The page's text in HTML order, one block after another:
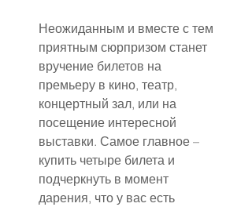
Неожиданным и вместе с тем
приятным сюрпризом станет
вручение билетов на
премьеру в кино, театр,
концертный зал, или на
посещение интересной
выставки. Самое главное –
купить четыре билета и
подчеркнуть в момент
дарения, что у вас есть